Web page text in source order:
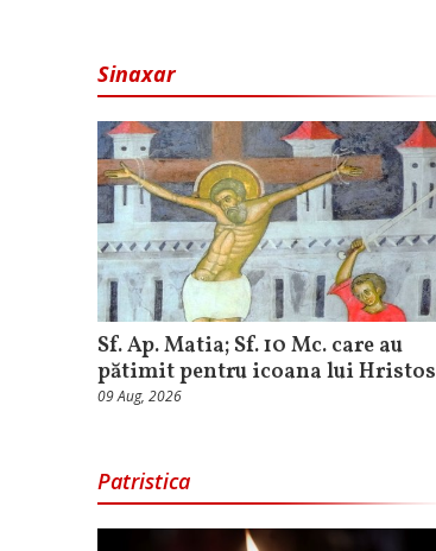
Sinaxar
Sf. Ap. Matia; Sf. 10 Mc. care au
pătimit pentru icoana lui Hristos
09 Aug, 2026
Patristica